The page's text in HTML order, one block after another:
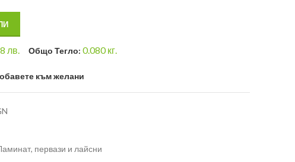
лв. Общо Тегло: 0.080кг.
към желани
первази и лайсни